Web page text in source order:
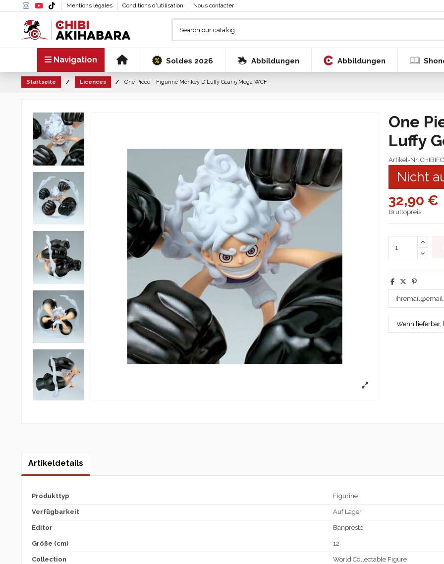
Mentions légales Conditions d'utilisation Nous contacter
Navigation Soldes 2026 Abbildungen Abbildungen
Startseite Licences One Piece – Figurine Monkey D Luffy Gear 5 Mega WCF
One
Luffy
Artikel-Nr.
Nicht
32,90 €
Bruttopreis
Artikeldetails
Produkttyp Figurine
Verfügbarkeit Auf Lager
Editor Banpresto
Größe (cm) 12
Collection World Collectable Figure